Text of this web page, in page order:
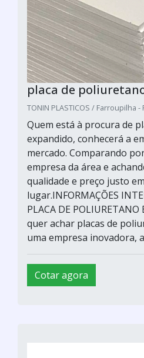
placa de
TONIN PLASTICOS / Farroupilha -
Quem está à procura de
expandido, conhecerá a
mercado. Comparando
empresa da área e
qualidade e preço justo
lugar.INFORMAÇÕES
PLACA DE
quer achar placas de
uma empresa inovadora,
Cotar agora